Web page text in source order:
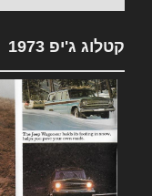
קטלוג ג'יפ 1973